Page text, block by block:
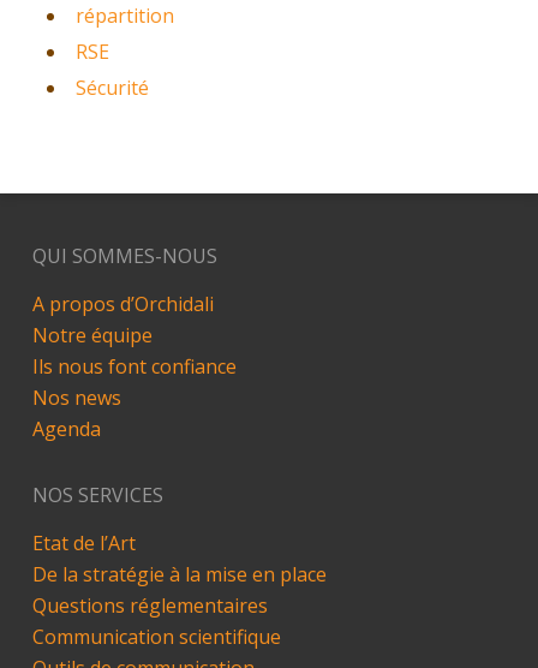
répartition
RSE
Sécurité
QUI SOMMES-NOUS
A propos d’Orchidali
Notre équipe
Ils nous font confiance
Nos news
Agenda
NOS SERVICES
Etat de l’Art
De la stratégie à la mise en place
Questions réglementaires
Communication scientifique